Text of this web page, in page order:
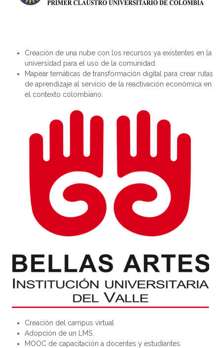
Creación de una nube con los recursos ya existentes en la
universidad para el uso de la comunidad.
Mapear temáticas de transformación digital para crear rutas
de aprendizaje al servicio de la reactivación económica en
el contexto colombiano.
Creación del campus virtual
Adopción de un LMS.
MOOC de capacitación a docentes y estudiantes.